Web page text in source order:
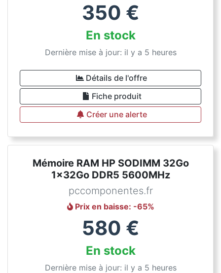
350 €
En stock
Dernière mise à jour: il y a 5 heures
Détails de l'offre
Fiche produit
Créer une alerte
Mémoire RAM HP SODIMM 32Go
1x32Go DDR5 5600MHz
pccomponentes.fr
Prix en baisse: -65%
580 €
En stock
Dernière mise à jour: il y a 5 heures